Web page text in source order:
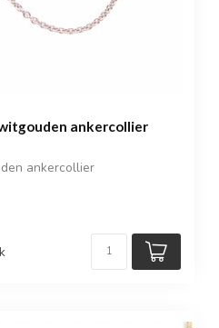
ankercollier
ankercollier